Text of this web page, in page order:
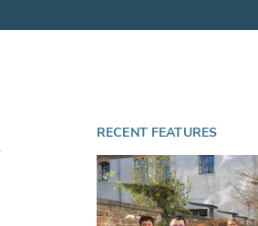
RECENT FEATURES